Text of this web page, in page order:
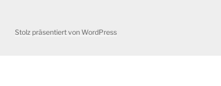
Stolz präsentiert von WordPress